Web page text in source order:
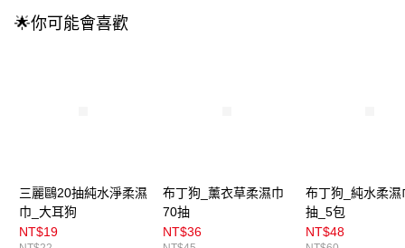
🌟你可能會喜歡
三麗鷗20抽純水淨柔濕
巾_大耳狗
NT$19
布丁狗_薰衣草柔濕巾
70抽
NT$36
布丁狗_純水柔濕
抽_5包
NT$48